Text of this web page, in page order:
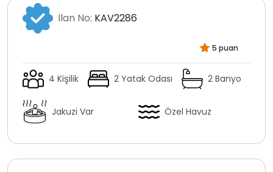
İlan No: KAV2286
5 puan
4 Kişilik 2 Yatak Odası 2 Banyo
Jakuzi Var Özel Havuz